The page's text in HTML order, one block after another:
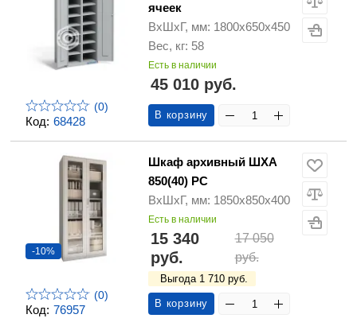
Код: 68428
(0)
ячеек
ВхШхГ, мм: 1800х650х450
Вес, кг: 58
Есть в наличии
45 010 руб.
В корзину
Код: 76957
-10%
(0)
Шкаф архивный ШХА
850(40) РС
ВхШхГ, мм: 1850х850х400
Есть в наличии
15 340
руб.
17 050
руб.
Выгода 1 710 руб.
В корзину